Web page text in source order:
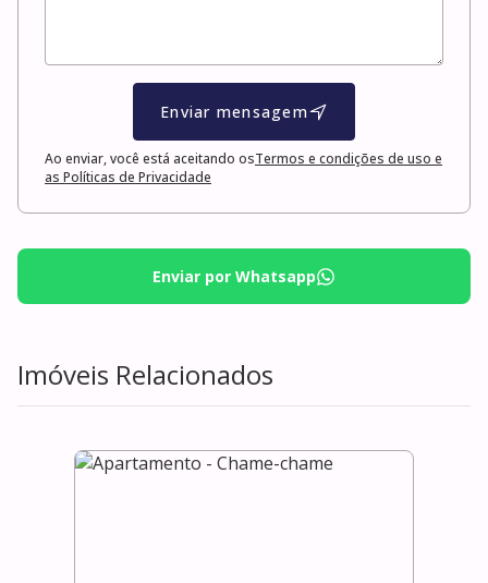
Enviar mensagem
Ao enviar, você está aceitando osTermos e condições de uso e
as Políticas de Privacidade
Enviar por Whatsapp
Imóveis Relacionados